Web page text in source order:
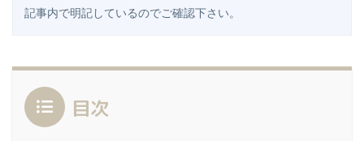
記事内で明記しているのでご確認下さい。
目次